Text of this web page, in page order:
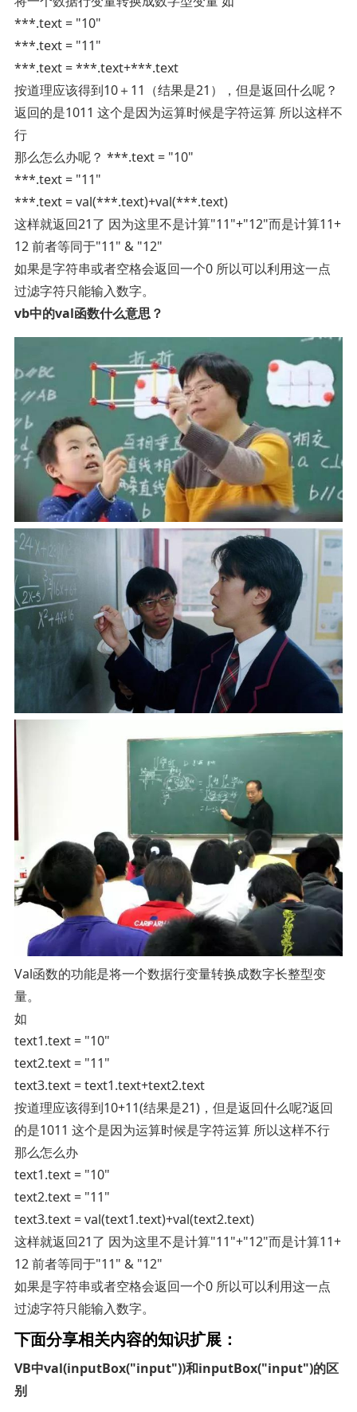
***.text = "10"
***.text = "11"
***.text = ***.text+***.text
按道理应该得到10＋11（结果是21），但是返回什么呢？
返回的是1011 这个是因为运算时候是字符运算 所以这样不
行
那么怎么办呢？ ***.text = "10"
***.text = "11"
***.text = val(***.text)+val(***.text)
这样就返回21了 因为这里不是计算"11"+"12"而是计算11+
12 前者等同于"11" & "12"
如果是字符串或者空格会返回一个0 所以可以利用这一点
过滤字符只能输入数字。
vb中的val函数什么意思？
Val函数的功能是将一个数据行变量转换成数字长整型变
量。
如
text1.text = "10"
text2.text = "11"
text3.text = text1.text+text2.text
按道理应该得到10+11(结果是21)，但是返回什么呢?返回
的是1011 这个是因为运算时候是字符运算 所以这样不行
那么怎么办
text1.text = "10"
text2.text = "11"
text3.text = val(text1.text)+val(text2.text)
这样就返回21了 因为这里不是计算"11"+"12"而是计算11+
12 前者等同于"11" & "12"
如果是字符串或者空格会返回一个0 所以可以利用这一点
过滤字符只能输入数字。
下面分享相关内容的知识扩展：
VB中val(inputBox("input"))和inputBox("input")的区
别